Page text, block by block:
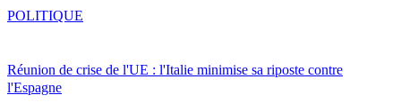
Réunion de crise de l'UE : l'Italie minimise sa riposte contre
l'Espagne
POLITIQUE